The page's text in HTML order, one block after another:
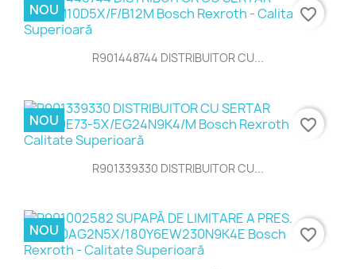
R901448744 DISTRIBUITOR CU...
NOU favorite_border
R901339330 DISTRIBUITOR CU...
NOU favorite_border
NOU favorite_border